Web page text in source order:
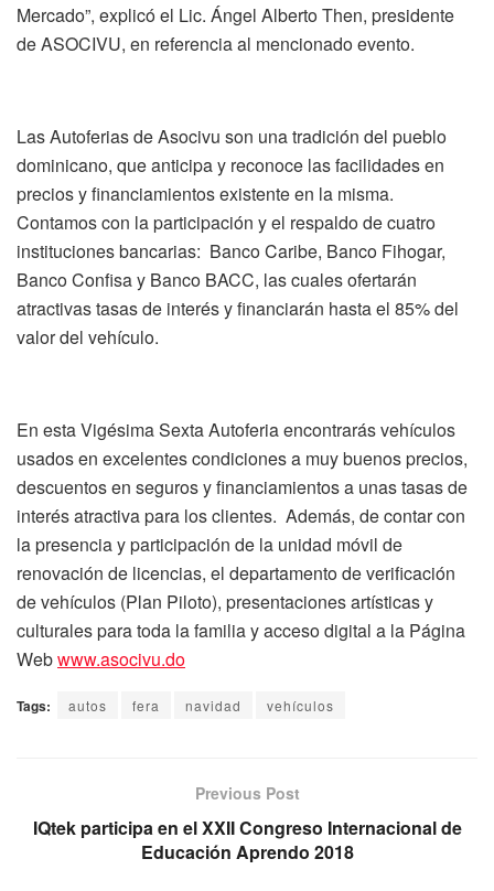
Mercado”, explicó el Lic. Ángel Alberto Then, presidente
de ASOCIVU, en referencia al mencionado evento.
Las Autoferias de Asocivu son una tradición del pueblo
dominicano, que anticipa y reconoce las facilidades en
precios y financiamientos existente en la misma.
Contamos con la participación y el respaldo de cuatro
instituciones bancarias: Banco Caribe, Banco Fihogar,
Banco Confisa y Banco BACC, las cuales ofertarán
atractivas tasas de interés y financiarán hasta el 85% del
valor del vehículo.
En esta Vigésima Sexta Autoferia encontrarás vehículos
usados en excelentes condiciones a muy buenos precios,
descuentos en seguros y financiamientos a unas tasas de
interés atractiva para los clientes. Además, de contar con
la presencia y participación de la unidad móvil de
renovación de licencias, el departamento de verificación
de vehículos (Plan Piloto), presentaciones artísticas y
culturales para toda la familia y acceso digital a la Página
Webwww.asocivu.do
Tags: autos fera navidad vehículos
Previous Post
IQtek participa en el XXII Congreso Internacional de
Educación Aprendo 2018